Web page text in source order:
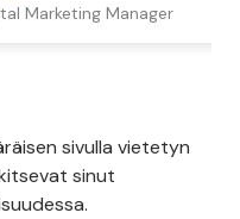
Digital Marketing Manager
sivulla vietetyn
sinut